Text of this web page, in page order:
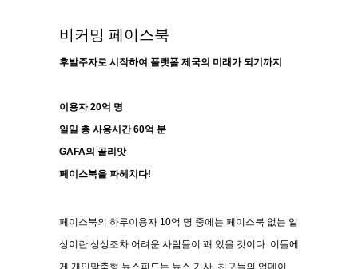
비커밍 페이스북
후발주자로 시작하여 플랫폼 제국의 미래가 되기까지
이용자 20억 명
일일 총 사용시간60억 분
GAFA의 골리앗
페이스북을 파헤치다!
페이스북의 하루이용자 10억 명 중에는 페이스북 없는 일
상이란 상상조차 어려운 사람들이 꽤 있을 것이다. 이들에
게 개인맞춤형 뉴스피드는 뉴스 기사, 친구들의 업데이